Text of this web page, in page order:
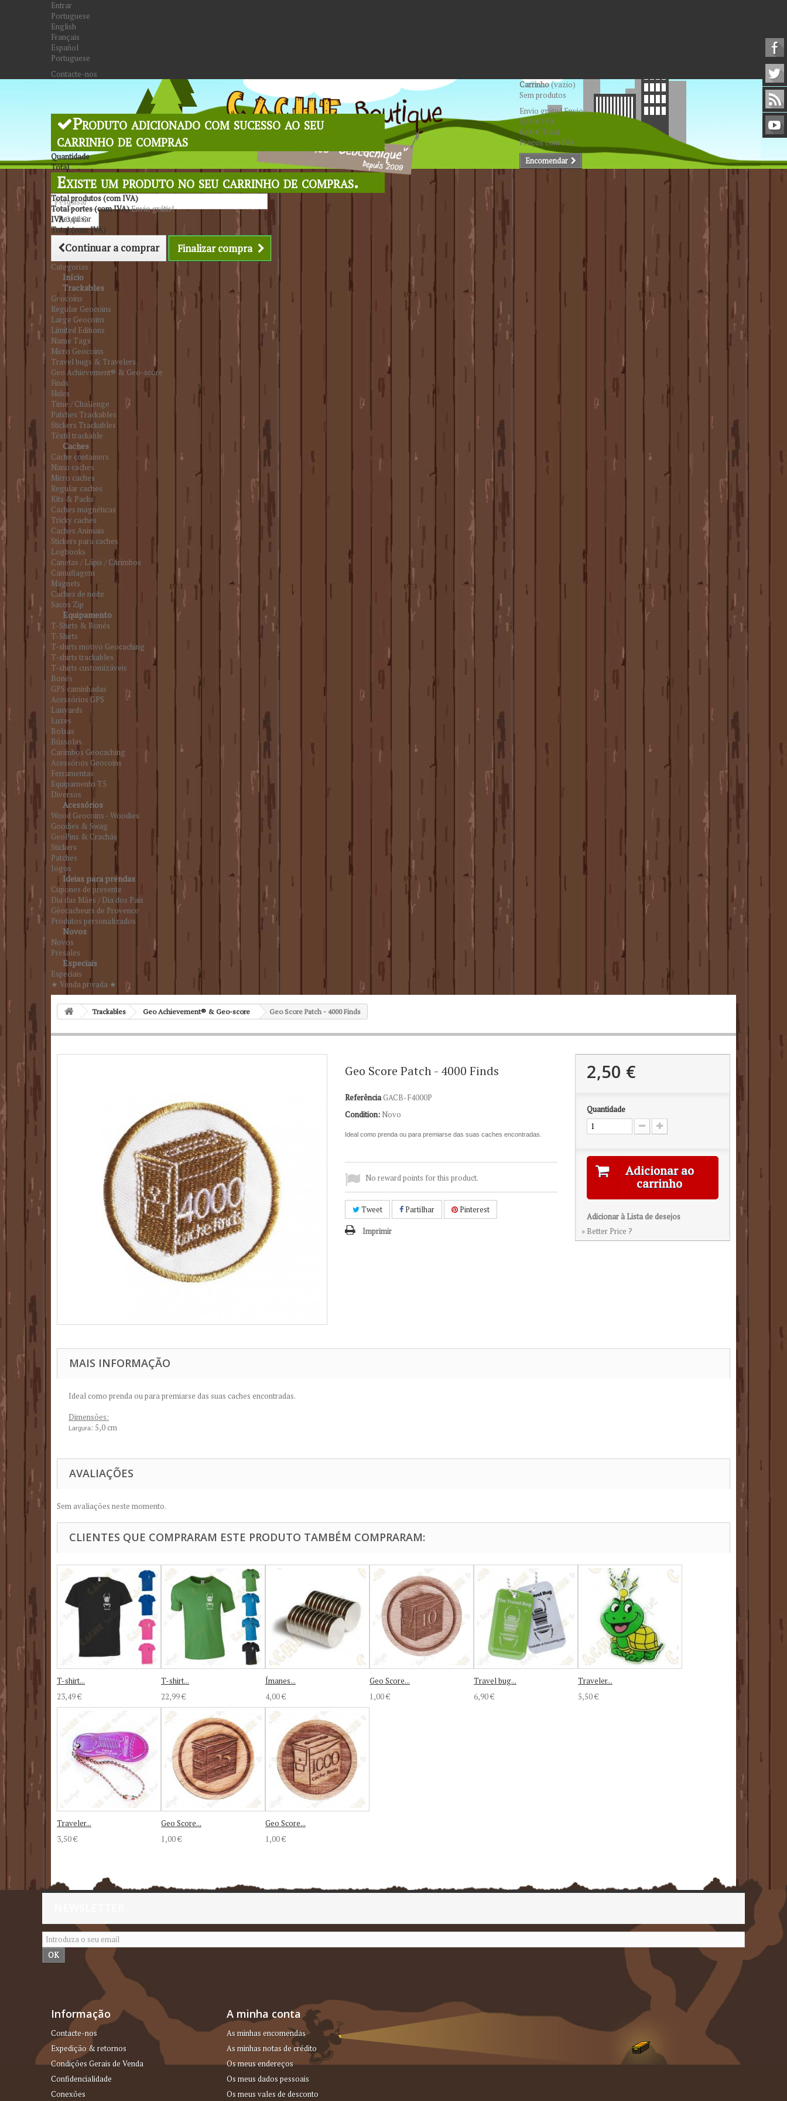
Entrar
Portuguese
English
Français
Español
Portuguese
Contacte-nos
Pesquisar
Carrinho(vazio)
Sem produtos
Envio grátis!Envio
0,00 € IVA
0,00 €Total
Preços com IVA
Encomendar
Produto adicionado com sucesso ao seu
carrinho de compras
Quantidade
Total
Existe um produto no seu carrinho de compras.
Total produtos (com IVA)
Total portes (com IVA)Envio grátis!
IVA0,00 €
Total (com IVA)
Continuar a comprar Finalizar compra
Categorias
Início
Trackables
Geocoins
Regular Geocoins
Large Geocoins
Limited Editions
Name Tags
Micro Geocoins
Travel bugs & Travelers
Geo Achievement® & Geo-score
Finds
Hides
Time / Challenge
Patches Trackables
Stickers Trackables
Têxtil trackable
Caches
Cache containers
Nano caches
Micro caches
Regular caches
Kits & Packs
Caches magnéticas
Tricky caches
Caches Animais
Stickers para caches
Logbooks
Canetas / Lápis / Carimbos
Camuflagem
Magnets
Caches de noite
Sacos Zip
Equipamento
T-Shirts & Bonés
T-Shirts
T-shirts motivo Geocaching
T-shirts trackables
T-shirts customizáveis
Bonés
GPS caminhadas
Acessórios GPS
Lanyards
Luzes
Bolsas
Bússolas
Carimbos Geocaching
Acessórios Geocoins
Ferramentas
Equipamento T5
Diversos
Acessórios
Wood Geocoins - Woodies
Goodies & Swag
GeoPins & Crachás
Stickers
Patches
Jogos
Ideias para prendas
Cupones de presente
Dia das Mães / Dia dos Pais
Géocacheurs de Provence
Produtos personalizados
Novos
Novos
Presales
Especiais
Especiais
★ Venda privada ★
Trackables Geo Achievement® & Geo-score Geo Score Patch - 4000 Finds
Geo Score Patch - 4000 Finds
ReferênciaGACB-F4000P
Condition: Novo
Ideal como prenda ou para premiarse das suas caches encontradas.
No reward points for this product.
Tweet Partilhar Pinterest
Imprimir
2,50 €
Quantidade
Adicionar ao
carrinho
Adicionar à Lista de desejos
» Better Price ?
MAIS INFORMAÇÃO
Ideal como prenda ou para premiarse das suas caches encontradas.
Dimensões:
Largura: 5,0 cm
AVALIAÇÕES
Sem avaliações neste momento.
CLIENTES QUE COMPRARAM ESTE PRODUTO TAMBÉM COMPRARAM:
T-shirt...
23,49 €
T-shirt...
22,99 €
Ímanes...
4,00 €
Geo Score...
1,00 €
Travel bug...
6,90 €
Traveler...
5,50 €
Traveler...
3,50 €
Geo Score...
1,00 €
Geo Score...
1,00 €
OK
Informação
Contacte-nos
Expedição & retornos
Condições Gerais de Venda
Confidencialidade
Conexões
A minha conta
As minhas encomendas
As minhas notas de crédito
Os meus endereços
Os meus dados pessoais
Os meus vales de desconto